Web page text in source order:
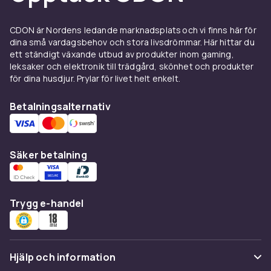
golv kan du skapa en varm och inbjudande
atmosfär. Produkterna inom vårt sortiment
kommer i olika färger och mönster, vilket gör
det enkelt att hitta något som matchar din
inredning.
På CDON strävar vi efter att erbjuda våra
kunder det bästa urvalet av kvalitetsprodukter
och upptäck hur enkelt det är att förnya ditt
hem med vårt fantastiska utbud av golv. Se alla
produkter och hitta det perfekta golvet för ditt
hem idag!
CDON är Nordens ledande marknadsplats och vi finns här för
dina små vardagsbehov och stora livsdrömmar. Här hittar du
ett ständigt växande utbud av produkter inom gaming,
leksaker och elektronik till trädgård, skönhet och produkter
för dina husdjur. Prylar för livet helt enkelt.
Betalningsalternativ
Säker betalning
Trygg e-handel
Hjälp och information